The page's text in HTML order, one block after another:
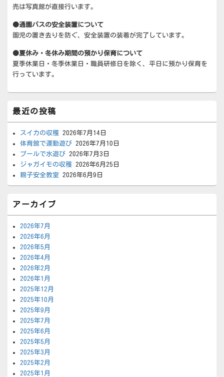
売は写真館が直接行います。
●通園バスの安全装置について
園児の置き去りを防ぐ、安全装置の装着が完了しています。
●夏休み・冬休み期間の預かり保育について
夏季休業日・冬季休業日・職員研修日を除く、平日に預かり保育を
行っています。
最近の投稿
スイカの収穫 2026年7月14日
体育館で運動遊び 2026年7月10日
プールで水遊び 2026年7月3日
ジャガイモの収穫 2026年6月25日
親子安全教室 2026年6月9日
アーカイブ
2026年7月
2026年6月
2026年5月
2026年4月
2026年2月
2026年1月
2025年12月
2025年10月
2025年9月
2025年7月
2025年6月
2025年5月
2025年3月
2025年2月
2025年1月